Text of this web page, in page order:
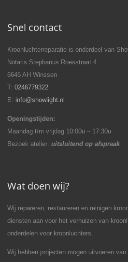
Snel contact
Kroonluchterreparatie is onderdeel van
Notaris Stephanus Roesstraat 4
6645 AH Winssen
T:0246779322
E: info@showlight.nl
Openingstijden:
Maandag t/m vrijdag 10:00u – 17:30u
Bezoek atelier:uitsluitend op afspraak
Wat doen wij?
Wij repareren, restaureren en reinigen
diensten aan voor het verhuizen van
onderdelen voor kroonluchters.
Wij hebben projecten mogen uitvoeren van